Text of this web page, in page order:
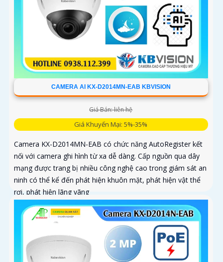
CAMERA AI KX-D2014MN-EAB KBVISION
Giá Bán: liên hệ
Giá Khuyến Mại: 5%-35%
Camera KX-D2014MN-EAB có chức năng AutoRegister kết
nối với camera ghi hình từ xa dễ dàng. Cấp nguồn qua dây
mạng được trang bị nhiều công nghệ cao trong giám sát an
ninh có thể kể đến phát hiện khuôn mặt, phát hiện vật thể
rơi, phát hiện lãng vãng